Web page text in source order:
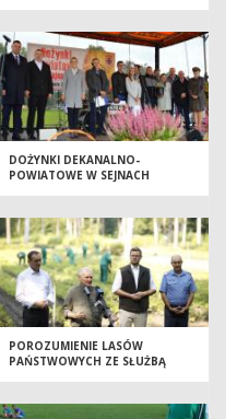
DOŻYNKI DEKANALNO-
POWIATOWE W SEJNACH
POROZUMIENIE LASÓW
PAŃSTWOWYCH ZE SŁUŻBĄ